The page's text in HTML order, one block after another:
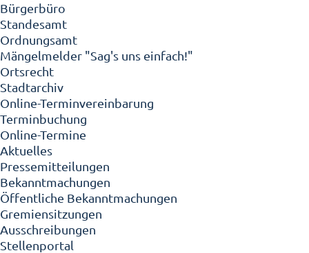
Bürgerbüro
Standesamt
Ordnungsamt
Mängelmelder "Sag's uns einfach!"
Ortsrecht
Stadtarchiv
Online-Terminvereinbarung
Terminbuchung
Online-Termine
Aktuelles
Pressemitteilungen
Bekanntmachungen
Öffentliche Bekanntmachungen
Gremiensitzungen
Ausschreibungen
Stellenportal